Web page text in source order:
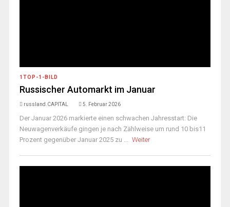
1TOP-1-BILD
Russischer Automarkt im Januar
russland.CAPITAL 5. Februar 2026
Der Januar 2026 markierte einen schwachen Jahresstart: Die
Neuwagenverkäufe gingen je nach Zählweise um rund 10 bis11
Prozent gegenüber Januar 2025 zu ... Weiter